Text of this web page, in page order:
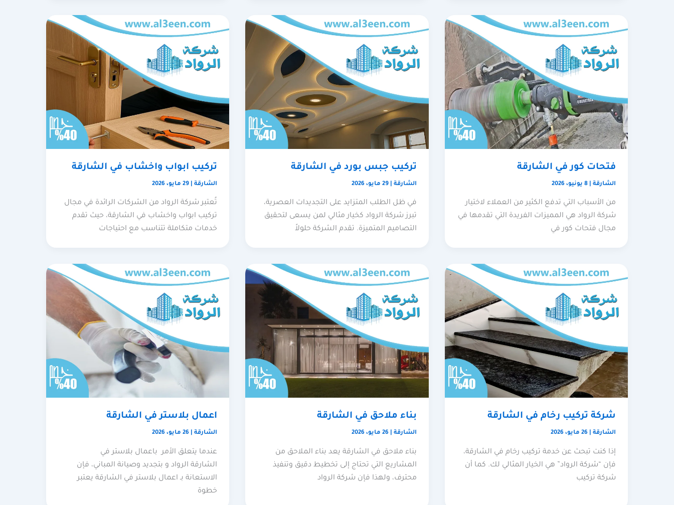
فتحات كور في الشارقة
الشارقة 8 يونيو، 2026
من الأسباب التي تدفع الكثير من العملاء لاختيار
شركة الرواد هي المميزات الفريدة التي تقدمها في
مجال فتحات كور في
تركيب جبس بورد في الشارقة
الشارقة |29 مايو، 2026
في ظل الطلب المتزايد على التجديدات العصرية،
تبرز شركة الرواد كخيار مثالي لمن يسعى لتحقيق
التصاميم المتميزة. تقدم الشركة حلولاً
تركيب ابواب واخشاب في الشارقة
الشارقة| 29 مايو، 2026
تُعتبر شركة الرواد من الشركات الرائدة في مجال
تركيب ابواب واخشاب في الشارقة، حيث تقدم
خدمات متكاملة تتناسب مع احتياجات
شركة تركيب رخام في الشارقة
الشارقة 26 مايو، 2026
إذا كنت تبحث عن خدمة تركيب رخام في الشارقة،
فإن “شركة الرواد” هي الخيار المثالي لك. كما أن
شركة تركيب
بناء ملاحق في الشارقة
الشارقة |26 مايو، 2026
بناء ملاحق في الشارقة يعد بناء الملاحق من
المشاريع التي تحتاج إلى تخطيط دقيق وتنفيذ
محترف، ولهذا فإن شركة الرواد
اعمال بلاستر في الشارقة
الشارقة| 26 مايو، 2026
عندما يتعلق الأمر باعمال بلاستر في
الشارقة الرواد و بتجديد وصيانة المباني، فإن
الاستعانة بـ اعمال بلاستر في الشارقة يعتبر
خطوة